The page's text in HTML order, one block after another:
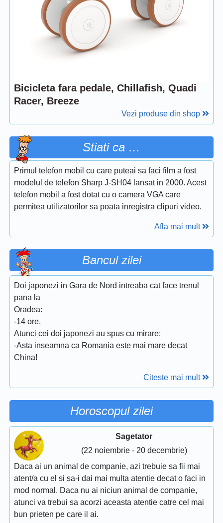
Bicicleta fara pedale, Chillafish, Quadi
Racer, Breeze
Vezi produse din shop
Stiati ca …
Primul telefon mobil cu care puteai sa faci film a fost
modelul de telefon Sharp J-SH04 lansat in 2000. Acest
telefon mobil a fost dotat cu o camera VGA care
permitea utilizatorilor sa poata inregistra clipuri video.
Afla mai mult
Bancul zilei
Doi japonezi in Gara de Nord intreaba cat face trenul
pana la
Oradea:
-14 ore.
Atunci cei doi japonezi au spus cu mirare:
-Asta inseamna ca Romania este mai mare decat
China!
Citeste mai mult
Horoscopul zilei
Sagetator
(22 noiembrie - 20 decembrie)
Daca ai un animal de companie, azi trebuie sa fii mai
atent/a cu el si sa-i dai mai multa atentie decat o faci in
mod normal. Daca nu ai niciun animal de companie,
atunci va trebui sa acorzi aceasta atentie catre cel mai
bun prieten pe care il ai.